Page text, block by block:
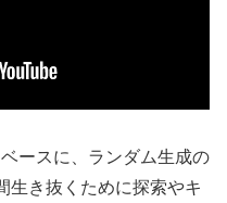
ースに、ランダム生成の
生き抜くために探索やキ